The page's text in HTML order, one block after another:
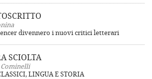
divennero i nuovi critici letterari
SCIOLTA
LINGUA E STORIA